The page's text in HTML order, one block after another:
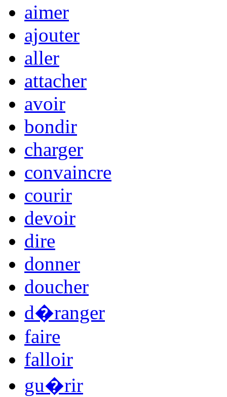
aimer
ajouter
aller
attacher
avoir
bondir
charger
convaincre
courir
devoir
dire
donner
doucher
d�ranger
faire
falloir
gu�rir